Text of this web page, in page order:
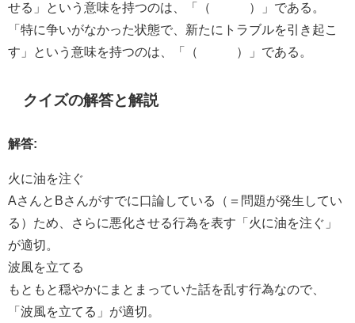
せる」という意味を持つのは、「（ ）」である。
「特に争いがなかった状態で、新たにトラブルを引き起こ
す」という意味を持つのは、「（ ）」である。
クイズの解答と解説
解答:
火に油を注ぐ
AさんとBさんがすでに口論している（＝問題が発生してい
る）ため、さらに悪化させる行為を表す「火に油を注ぐ」
が適切。
波風を立てる
もともと穏やかにまとまっていた話を乱す行為なので、
「波風を立てる」が適切。